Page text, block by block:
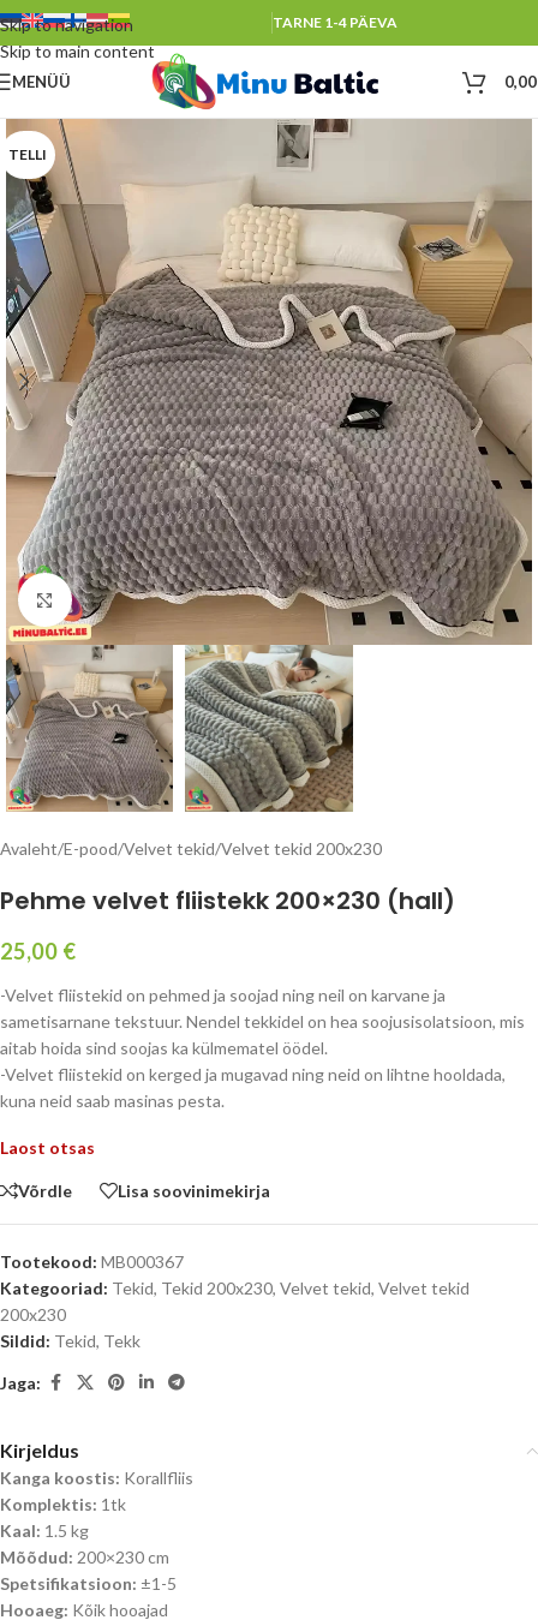
Skip to navigation
Skip to main content
TARNE 1-4 PÄEVA
MENÜÜ
TELLI
Kliki suurendamiseks
Avaleht/E-pood/Velvet tekid/Velvet tekid 200x230
Pehme velvet fliistekk 200×230 (hall)
25,00 €
-Velvet fliistekid on pehmed ja soojad ning neil on karvane ja
sametisarnane tekstuur. Nendel tekkidel on hea soojusisolatsioon, mis
aitab hoida sind soojas ka külmematel öödel.
-Velvet fliistekid on kerged ja mugavad ning neid on lihtne hooldada,
kuna neid saab masinas pesta.
Laost otsas
Võrdle Lisa soovinimekirja
Tootekood: MB000367
Kategooriad: Tekid, Tekid 200x230, Velvet tekid, Velvet tekid
200x230
Sildid: Tekid, Tekk
Jaga:
Kirjeldus
Kanga koostis: Korallfliis
Komplektis: 1tk
Kaal: 1.5 kg
Mõõdud: 200×230 cm
Spetsifikatsioon: ±1-5
Hooaeg: Kõik hooajad